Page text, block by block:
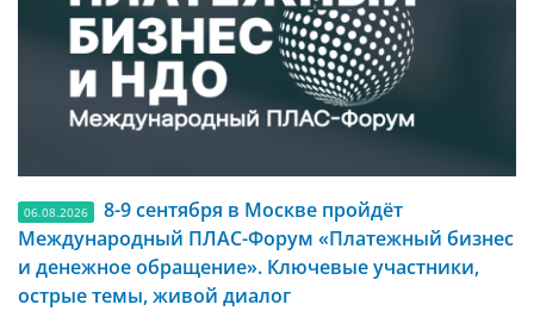
06.08.2026
8-9 сентября в Москве пройдёт
Международный ПЛАС-Форум «Платежный бизнес
и денежное обращение». Ключевые участники,
острые темы, живой диалог